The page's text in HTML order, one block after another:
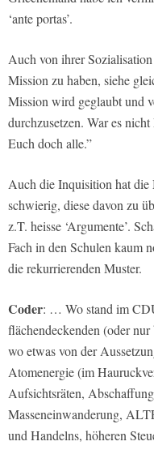
‘ante portas’.
Auch von ihrer
Mission zu haben, siehe
Mission wird geglaubt und
durchzusetzen. War es
Euch doch alle.”
Auch die Inquisition hat die
schwierig, diese davon zu
z.T. heisse ‘Argumente’.
Fach in den Schulen kaum
die rekurrierenden Muster.
Coder: … Wo stand im
flächendeckenden (oder
wo etwas von der
Atomenergie (im
Aufsichtsräten,
Masseneinwanderung,
und Handelns, höheren